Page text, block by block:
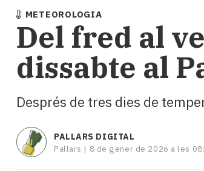
i
Cultura
Esports
Mai
tant!
i
El
temps
METEOROLOGIA
Del fred al
dissabte al
Després de tres dies de
PALLARS DIGITAL
Pallars | 8 de gener de 2026 a les